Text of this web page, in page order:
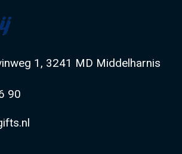
afname: 1
1, 3241 MD Middelharnis
90